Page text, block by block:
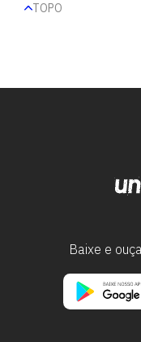
TOPO
Baixe e